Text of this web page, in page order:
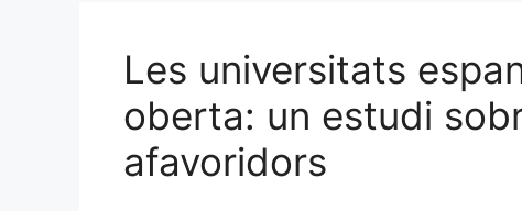
Les universitats
oberta: un estudi
afavoridors